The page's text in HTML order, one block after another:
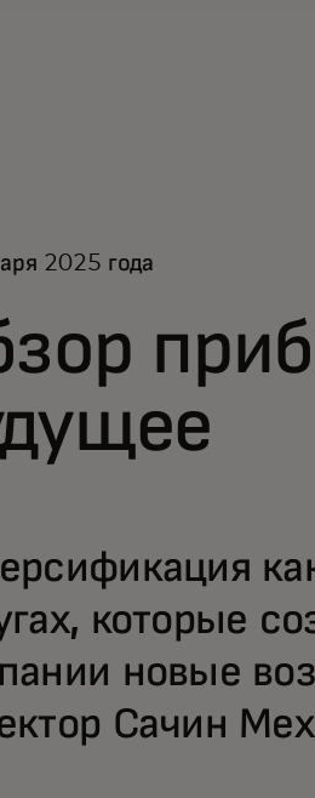
2025 года
которые
новые
Сачин